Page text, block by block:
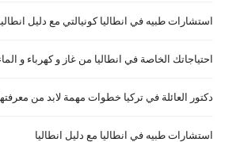
استشارات طبيه في انطاليا كونيالتي مع دليل
احتياجاتك الخاصة في انطاليا من غاز و كهرباء و
دكتور العائلة في تركيا خطوات مهمة لابد من
استشارات طبيه في انطاليا مع دليل انطاليا